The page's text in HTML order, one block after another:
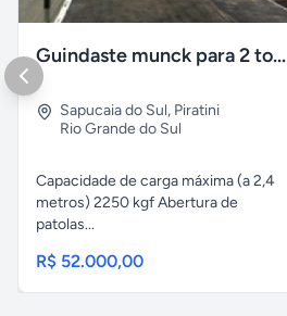
Guindaste munck para 2 toneladas
Sapucaia do Sul, Piratini
Rio Grande do Sul
Capacidade de carga máxima (a 2,4
metros) 2250 kgf Abertura de
patolas...
R$ 52.000,00